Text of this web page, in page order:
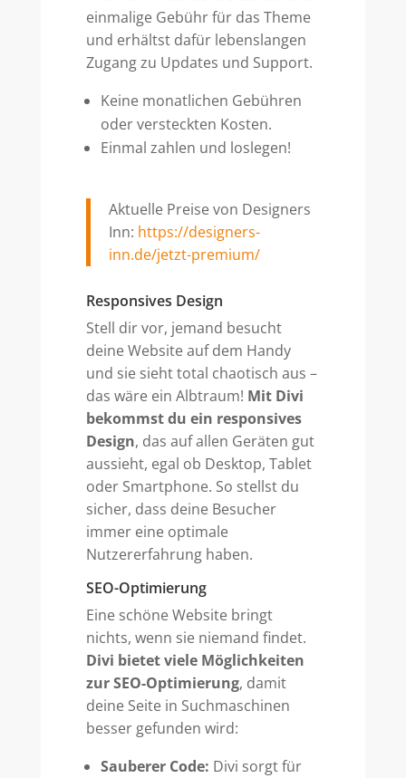
einmalige Gebühr für das Theme
und erhältst dafür lebenslangen
Zugang zu Updates und Support.
Keine monatlichen Gebühren
oder versteckten Kosten.
Einmal zahlen und loslegen!
Aktuelle Preise von Designers
Inn: https://designers-
inn.de/jetzt-premium/
Responsives Design
Stell dir vor, jemand besucht
deine Website auf dem Handy
und sie sieht total chaotisch aus –
das wäre ein Albtraum! Mit Divi
bekommst du ein responsives
Design, das auf allen Geräten gut
aussieht, egal ob Desktop, Tablet
oder Smartphone. So stellst du
sicher, dass deine Besucher
immer eine optimale
Nutzererfahrung haben.
SEO-Optimierung
Eine schöne Website bringt
nichts, wenn sie niemand findet.
Divi bietet viele Möglichkeiten
zur SEO-Optimierung, damit
deine Seite in Suchmaschinen
besser gefunden wird:
Sauberer Code: Divi sorgt für